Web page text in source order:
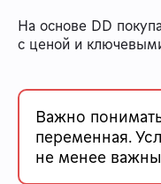
На основе DD
с ценой и
Важно
переменная.
не менее